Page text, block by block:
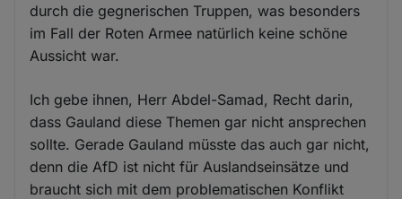
durch die gegnerischen Truppen, was besonders
im Fall der Roten Armee natürlich keine schöne
Aussicht war.
Ich gebe ihnen, Herr Abdel-Samad, Recht darin,
dass Gauland diese Themen gar nicht ansprechen
sollte. Gerade Gauland müsste das auch gar nicht,
denn die AfD ist nicht für Auslandseinsätze und
braucht sich mit dem problematischen Konflikt